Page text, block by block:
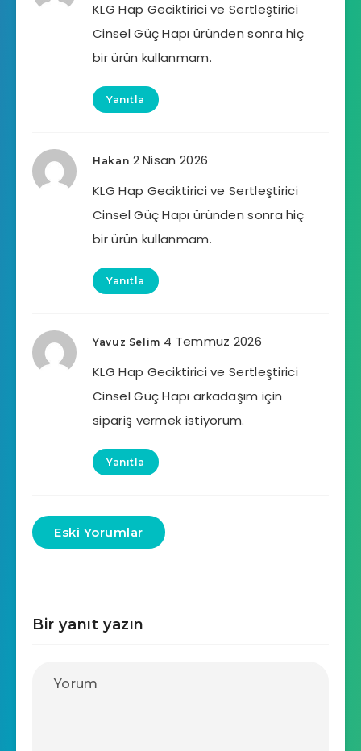
KLG Hap Geciktirici ve Sertleştirici
Cinsel Güç Hapı üründen sonra hiç
bir ürün kullanmam.
Yanıtla
Hakan 2 Nisan 2026
KLG Hap Geciktirici ve Sertleştirici
Cinsel Güç Hapı üründen sonra hiç
bir ürün kullanmam.
Yanıtla
Yavuz Selim 4 Temmuz 2026
KLG Hap Geciktirici ve Sertleştirici
Cinsel Güç Hapı arkadaşım için
sipariş vermek istiyorum.
Yanıtla
Eski Yorumlar
Bir yanıt yazın